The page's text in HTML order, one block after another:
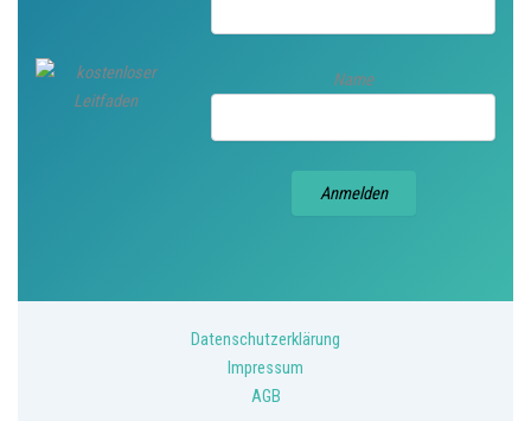
Name
Datenschutzerklärung
Impressum
AGB